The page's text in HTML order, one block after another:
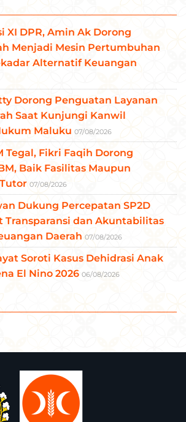
XI DPR, Amin Ak Dorong
Menjadi Mesin Pertumbuhan
Alternatif Keuangan
Dorong Penguatan Layanan
Saat Kunjungi Kanwil
Maluku 07/08/2026
Tegal, Fikri Faqih Dorong
Baik Fasilitas Maupun
07/08/2026
Dukung Percepatan SP2D
Transparansi dan Akuntabilitas
Daerah 07/08/2026
Soroti Kasus Dehidrasi Anak
El Nino 2026 06/08/2026